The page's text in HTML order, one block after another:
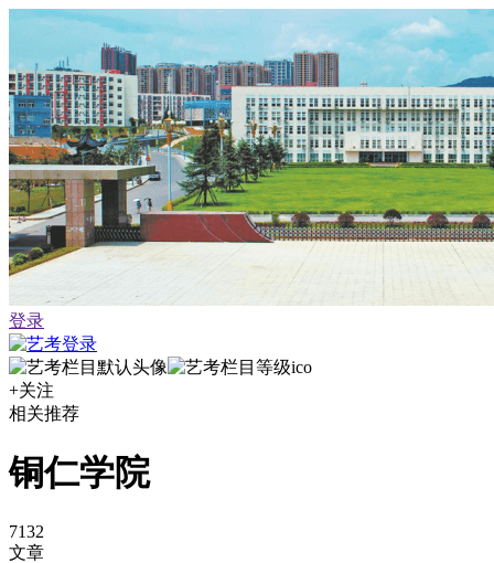
登录
+关注
相关推荐
铜仁学院
7132
文章